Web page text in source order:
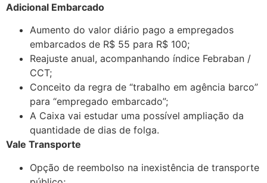
Adicional Embarcado
Aumento do valor diário pago a empregados
embarcados de R$ 55 para R$ 100;
Reajuste anual, acompanhando índice Febraban /
CCT;
Conceito da regra de “trabalho em agência barco”
para “empregado embarcado”;
A Caixa vai estudar uma possível ampliação da
quantidade de dias de folga.
Vale Transporte
Opção de reembolso na inexistência de transporte